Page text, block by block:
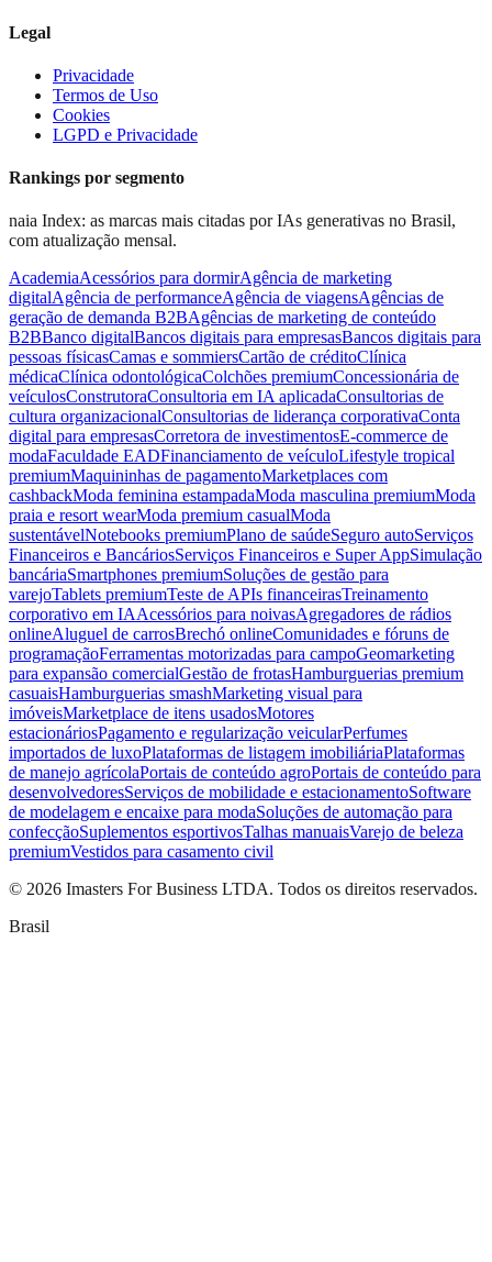
Legal
Privacidade
Termos de Uso
Cookies
LGPD e Privacidade
Rankings por segmento
naia Index: as marcas mais citadas por IAs generativas no Brasil,
com atualização mensal.
AcademiaAcessórios para dormirAgência de marketing
digitalAgência de performanceAgência de viagensAgências de
geração de demanda B2BAgências de marketing de conteúdo
B2BBanco digitalBancos digitais para empresasBancos digitais para
pessoas físicasCamas e sommiersCartão de créditoClínica
médicaClínica odontológicaColchões premiumConcessionária de
veículosConstrutoraConsultoria em IA aplicadaConsultorias de
cultura organizacionalConsultorias de liderança corporativaConta
digital para empresasCorretora de investimentosE-commerce de
modaFaculdade EADFinanciamento de veículoLifestyle tropical
premiumMaquininhas de pagamentoMarketplaces com
cashbackModa feminina estampadaModa masculina premiumModa
praia e resort wearModa premium casualModa
sustentávelNotebooks premiumPlano de saúdeSeguro autoServiços
Financeiros e BancáriosServiços Financeiros e Super AppSimulação
bancáriaSmartphones premiumSoluções de gestão para
varejoTablets premiumTeste de APIs financeirasTreinamento
corporativo em IAAcessórios para noivasAgregadores de rádios
onlineAluguel de carrosBrechó onlineComunidades e fóruns de
programaçãoFerramentas motorizadas para campoGeomarketing
para expansão comercialGestão de frotasHamburguerias premium
casuaisHamburguerias smashMarketing visual para
imóveisMarketplace de itens usadosMotores
estacionáriosPagamento e regularização veicularPerfumes
importados de luxoPlataformas de listagem imobiliáriaPlataformas
de manejo agrícolaPortais de conteúdo agroPortais de conteúdo para
desenvolvedoresServiços de mobilidade e estacionamentoSoftware
de modelagem e encaixe para modaSoluções de automação para
confecçãoSuplementos esportivosTalhas manuaisVarejo de beleza
premiumVestidos para casamento civil
© 2026 Imasters For Business LTDA. Todos os direitos reservados.
Brasil